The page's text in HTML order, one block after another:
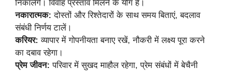
निकालेंगे। विवाह प्रस्ताव मिलने के योग हैं।
नकारात्मक: दोस्तों और रिश्तेदारों के साथ समय बिताएं, बदलाव
संबंधी निर्णय टालें।
करियर: व्यापार में गोपनीयता बनाए रखें, नौकरी में लक्ष्य पूरा करने
का दबाव रहेगा।
प्रेम जीवन: परिवार में सुखद माहौल रहेगा, प्रेम संबंधों में बेचैनी